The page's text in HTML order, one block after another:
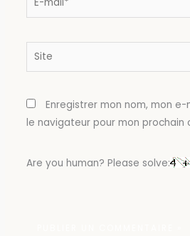
Site
Enregistrer mon nom, mon
le navigateur pour mon prochain
Are you human? Please solve: